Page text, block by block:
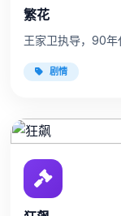
繁花
王家卫执导，90年
剧情